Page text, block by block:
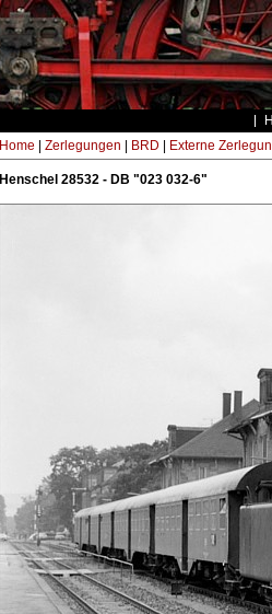
Home Zerlegungen BRD Externe
Henschel 28532 - DB "023 032-6"